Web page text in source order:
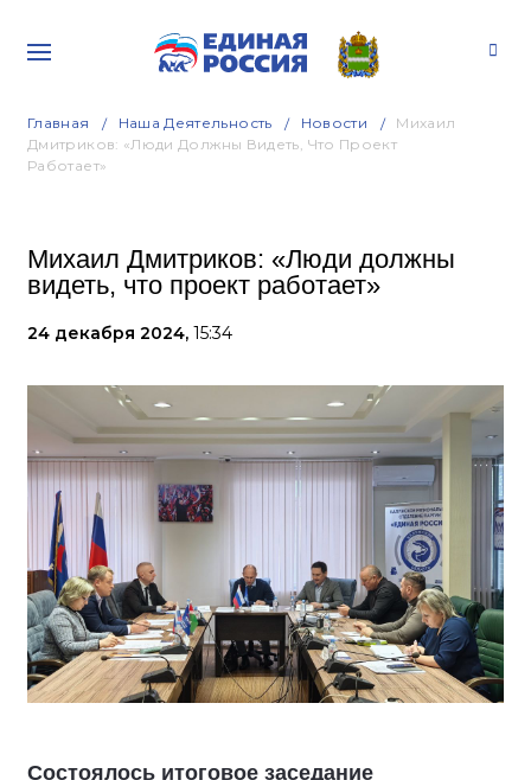
Главная Наша Деятельность Новости
Михаил
Дмитриков: «Люди Должны Видеть, Что Проект
Работает»
Михаил Дмитриков: «Люди должны
видеть, что проект работает»
24 декабря 2024, 15:34
Состоялось итоговое заседание